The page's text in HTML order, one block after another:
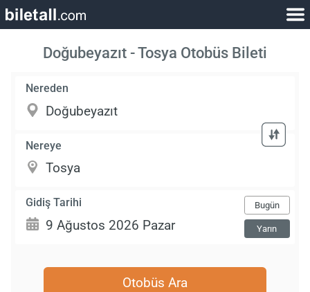
Doğubeyazıt - Tosya Otobüs Bileti
Nereden
Nereye
Gidiş Tarihi Bugün
Yarın
Otobüs Ara